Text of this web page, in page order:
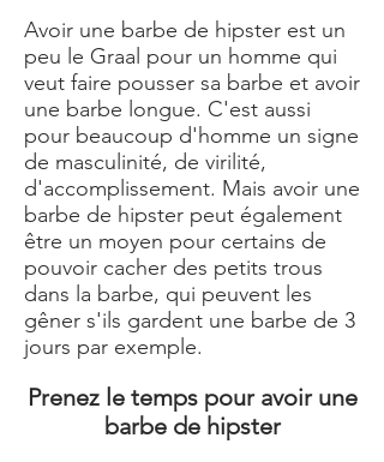
Avoir une barbe de hipster est un
peu le Graal pour un homme ​qui
veut faire pousser sa barbe et avoir
une barbe longue. C'est aussi
pour beaucoup d'homme un signe
de masculinité, de virilité,
d'accomplissement. Mais avoir une
barbe de hipster peut également
être un moyen pour certains de
pouvoir cacher des petits trous
dans la barbe, qui peuvent les
gêner s'ils gardent une barbe de 3
jours par exemple.
Prenez le temps pour avoir une
barbe de hipster